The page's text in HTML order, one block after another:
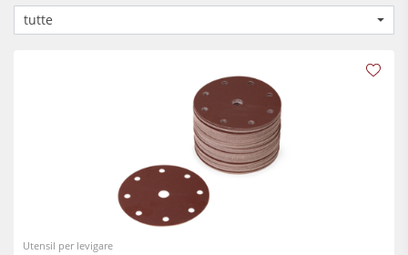
Levigatrici a nastro largo e levigatrici bordi
Spazzolatrici e levigatrici a spazzola
Seghe a nastro
Cavatrici e Foratrici
Sezionatrici
Bordatrici
tutte
Utensil per levigare